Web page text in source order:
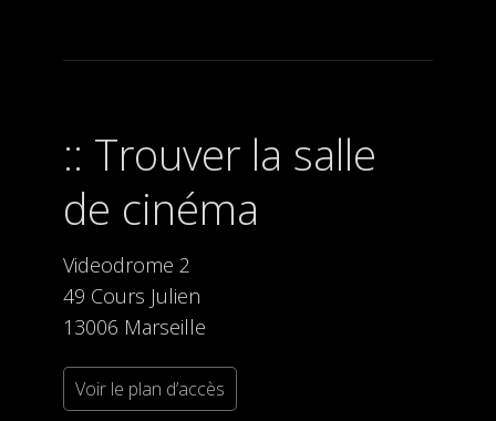
Trouver la salle
de cinéma
Videodrome 2
49 Cours Julien
13006 Marseille
Voir le plan d’accès